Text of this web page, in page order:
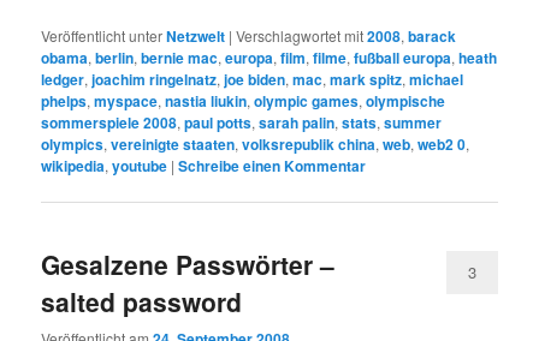
Veröffentlicht unterNetzwelt |Verschlagwortet mit2008,barack
obama,berlin,bernie mac,europa,film,filme,fußball europa,heath
ledger,joachim ringelnatz,joe biden,mac,mark spitz,michael
phelps,myspace,nastia liukin,olympic games,olympische
sommerspiele 2008,paul potts,sarah palin,stats,summer
olympics,vereinigte staaten,volksrepublik china,web,web2 0,
wikipedia,youtube |Schreibe einen Kommentar
Gesalzene Passwörter –
salted password
3